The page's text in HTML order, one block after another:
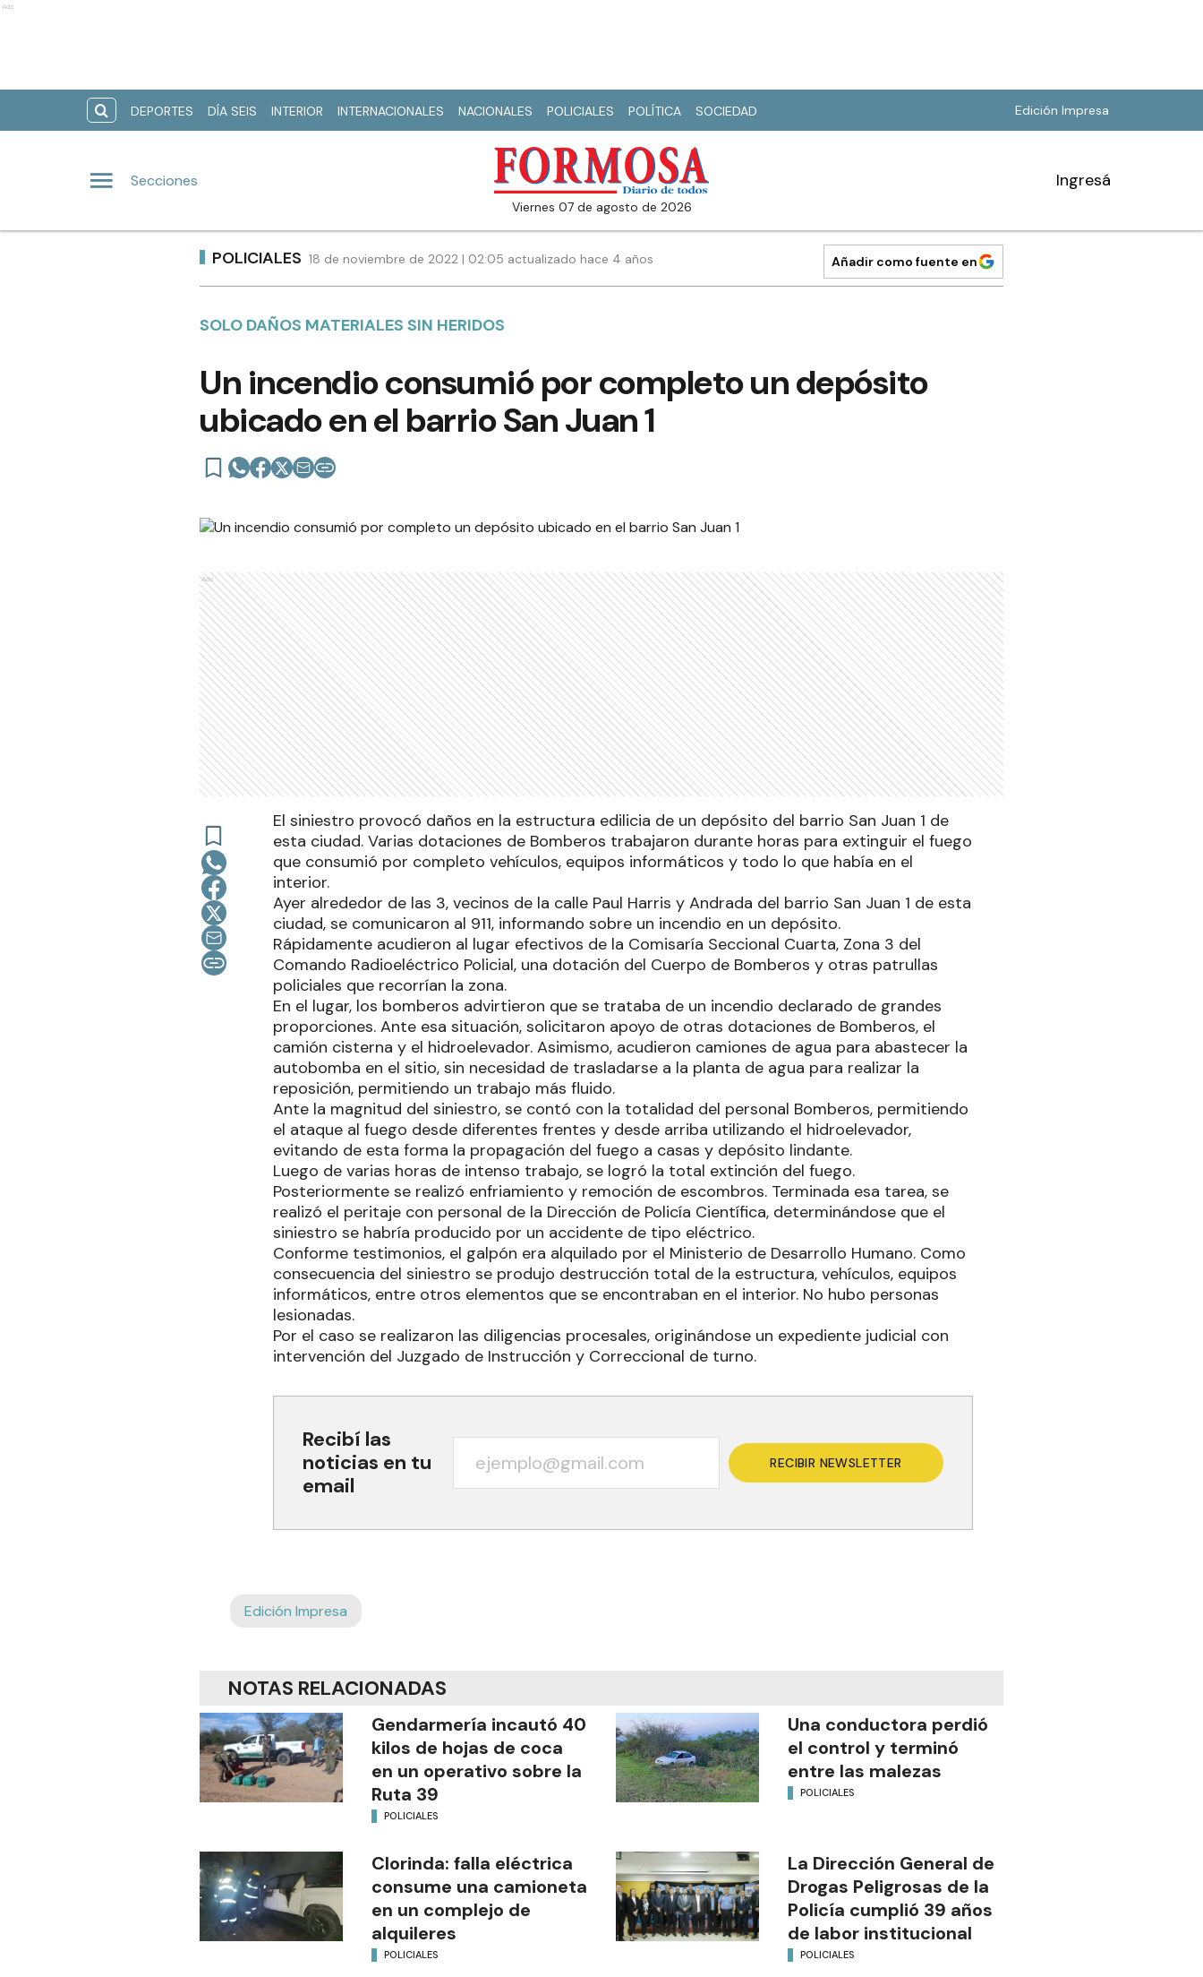
Ads
DEPORTES DÍA SEIS INTERIOR INTERNACIONALES NACIONALES POLICIALES POLÍTICA SOCIEDAD Edición Impresa
Secciones
viernes 07 de agosto de 2026
Ingresá
POLICIALES 18 de noviembre de 2022 | 02:05 actualizado hace 4 años Añadir como fuente en
SOLO DAÑOS MATERIALES SIN HERIDOS
Un incendio consumió por completo un depósito
ubicado en el barrio San Juan 1
Ads
El siniestro provocó daños en la estructura edilicia de un depósito del barrio San Juan 1 de
esta ciudad. Varias dotaciones de Bomberos trabajaron durante horas para extinguir el fuego
que consumió por completo vehículos, equipos informáticos y todo lo que había en el
interior.
Ayer alrededor de las 3, vecinos de la calle Paul Harris y Andrada del barrio San Juan 1 de esta
ciudad, se comunicaron al 911, informando sobre un incendio en un depósito.
Rápidamente acudieron al lugar efectivos de la Comisaría Seccional Cuarta, Zona 3 del
Comando Radioeléctrico Policial, una dotación del Cuerpo de Bomberos y otras patrullas
policiales que recorrían la zona.
En el lugar, los bomberos advirtieron que se trataba de un incendio declarado de grandes
proporciones. Ante esa situación, solicitaron apoyo de otras dotaciones de Bomberos, el
camión cisterna y el hidroelevador. Asimismo, acudieron camiones de agua para abastecer la
autobomba en el sitio, sin necesidad de trasladarse a la planta de agua para realizar la
reposición, permitiendo un trabajo más fluido.
Ante la magnitud del siniestro, se contó con la totalidad del personal Bomberos, permitiendo
el ataque al fuego desde diferentes frentes y desde arriba utilizando el hidroelevador,
evitando de esta forma la propagación del fuego a casas y depósito lindante.
Luego de varias horas de intenso trabajo, se logró la total extinción del fuego.
Posteriormente se realizó enfriamiento y remoción de escombros. Terminada esa tarea, se
realizó el peritaje con personal de la Dirección de Policía Científica, determinándose que el
siniestro se habría producido por un accidente de tipo eléctrico.
Conforme testimonios, el galpón era alquilado por el Ministerio de Desarrollo Humano. Como
consecuencia del siniestro se produjo destrucción total de la estructura, vehículos, equipos
informáticos, entre otros elementos que se encontraban en el interior. No hubo personas
lesionadas.
Por el caso se realizaron las diligencias procesales, originándose un expediente judicial con
intervención del Juzgado de Instrucción y Correccional de turno.
Recibí las
noticias en tu
email
RECIBIR NEWSLETTER
Edición Impresa
NOTAS RELACIONADAS
Gendarmería incautó 40
kilos de hojas de coca
en un operativo sobre la
Ruta 39
POLICIALES
Una conductora perdió
el control y terminó
entre las malezas
POLICIALES
Clorinda: falla eléctrica
consume una camioneta
en un complejo de
alquileres
POLICIALES
La Dirección General de
Drogas Peligrosas de la
Policía cumplió 39 años
de labor institucional
POLICIALES